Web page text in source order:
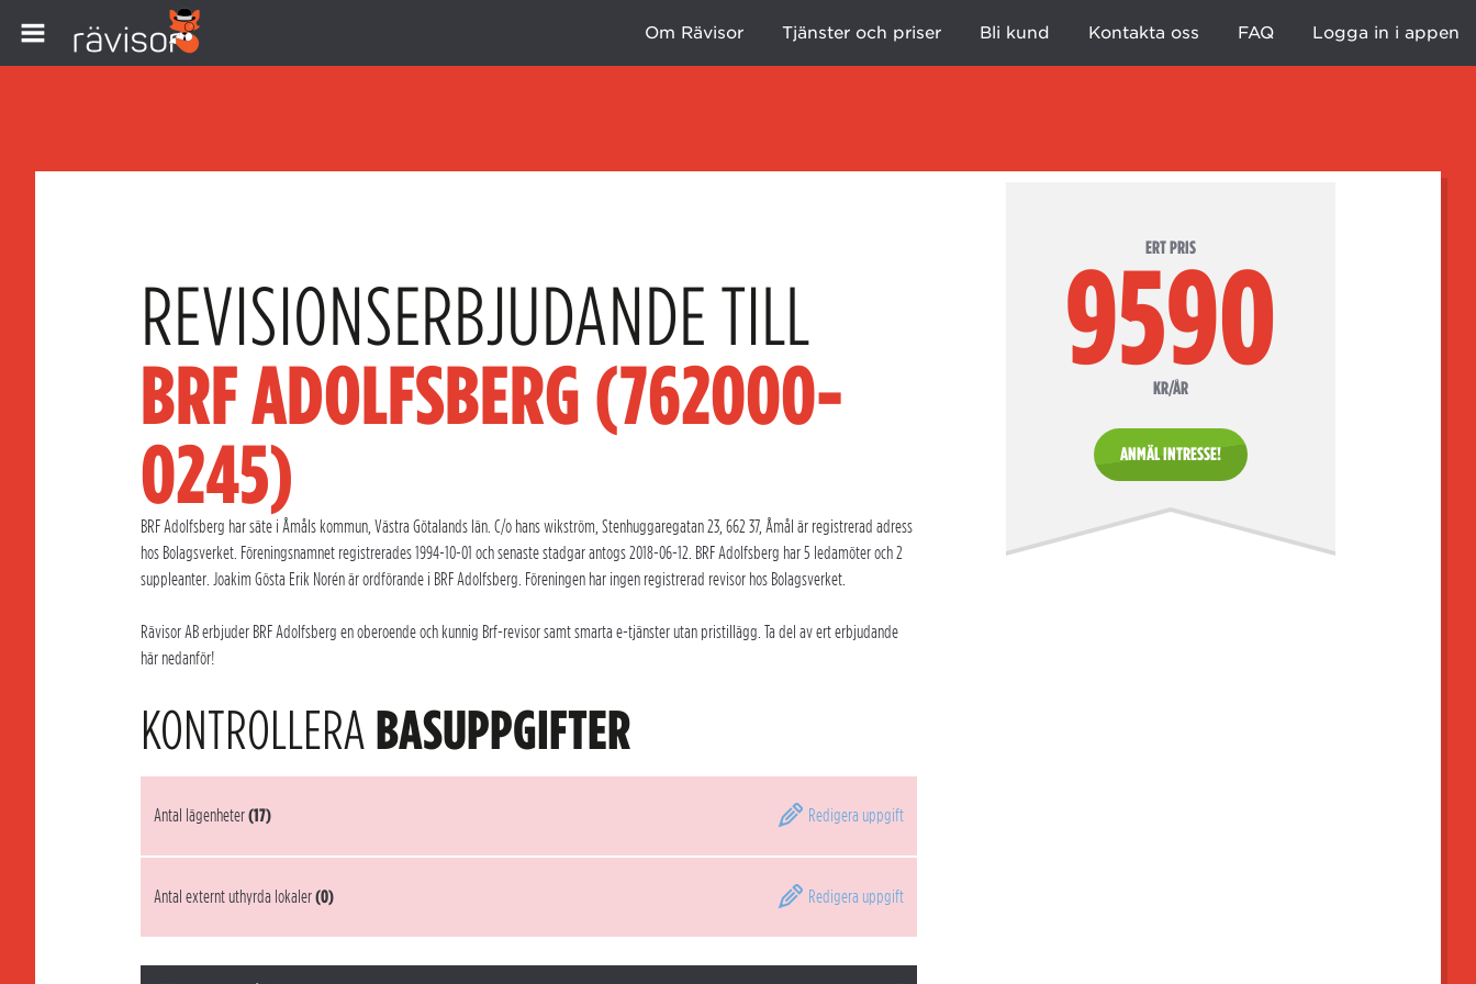
Om Rävisor Tjänster och priser Bli kund Kontakta oss FAQ Logga in i appen
ERT PRIS
9590
KR/ÅR
ANMÄL INTRESSE!
REVISIONSERBJUDANDE TILL
BRF ADOLFSBERG (762000-
0245)
BRF Adolfsberg har säte i Åmåls kommun, Västra Götalands län. C/o hans wikström, Stenhuggaregatan 23, 662 37, Åmål är registrerad adress
hos Bolagsverket. Föreningsnamnet registrerades 1994-10-01 och senaste stadgar antogs 2018-06-12. BRF Adolfsberg har 5 ledamöter och 2
suppleanter. Joakim Gösta Erik Norén är ordförande i BRF Adolfsberg. Föreningen har ingen registrerad revisor hos Bolagsverket.
Rävisor AB erbjuder BRF Adolfsberg en oberoende och kunnig Brf-revisor samt smarta e-tjänster utan pristillägg. Ta del av ert erbjudande
här nedanför!
KONTROLLERABASUPPGIFTER
Antal lägenheter(17) Redigera uppgift
Antal externt uthyrda lokaler(0) Redigera uppgift